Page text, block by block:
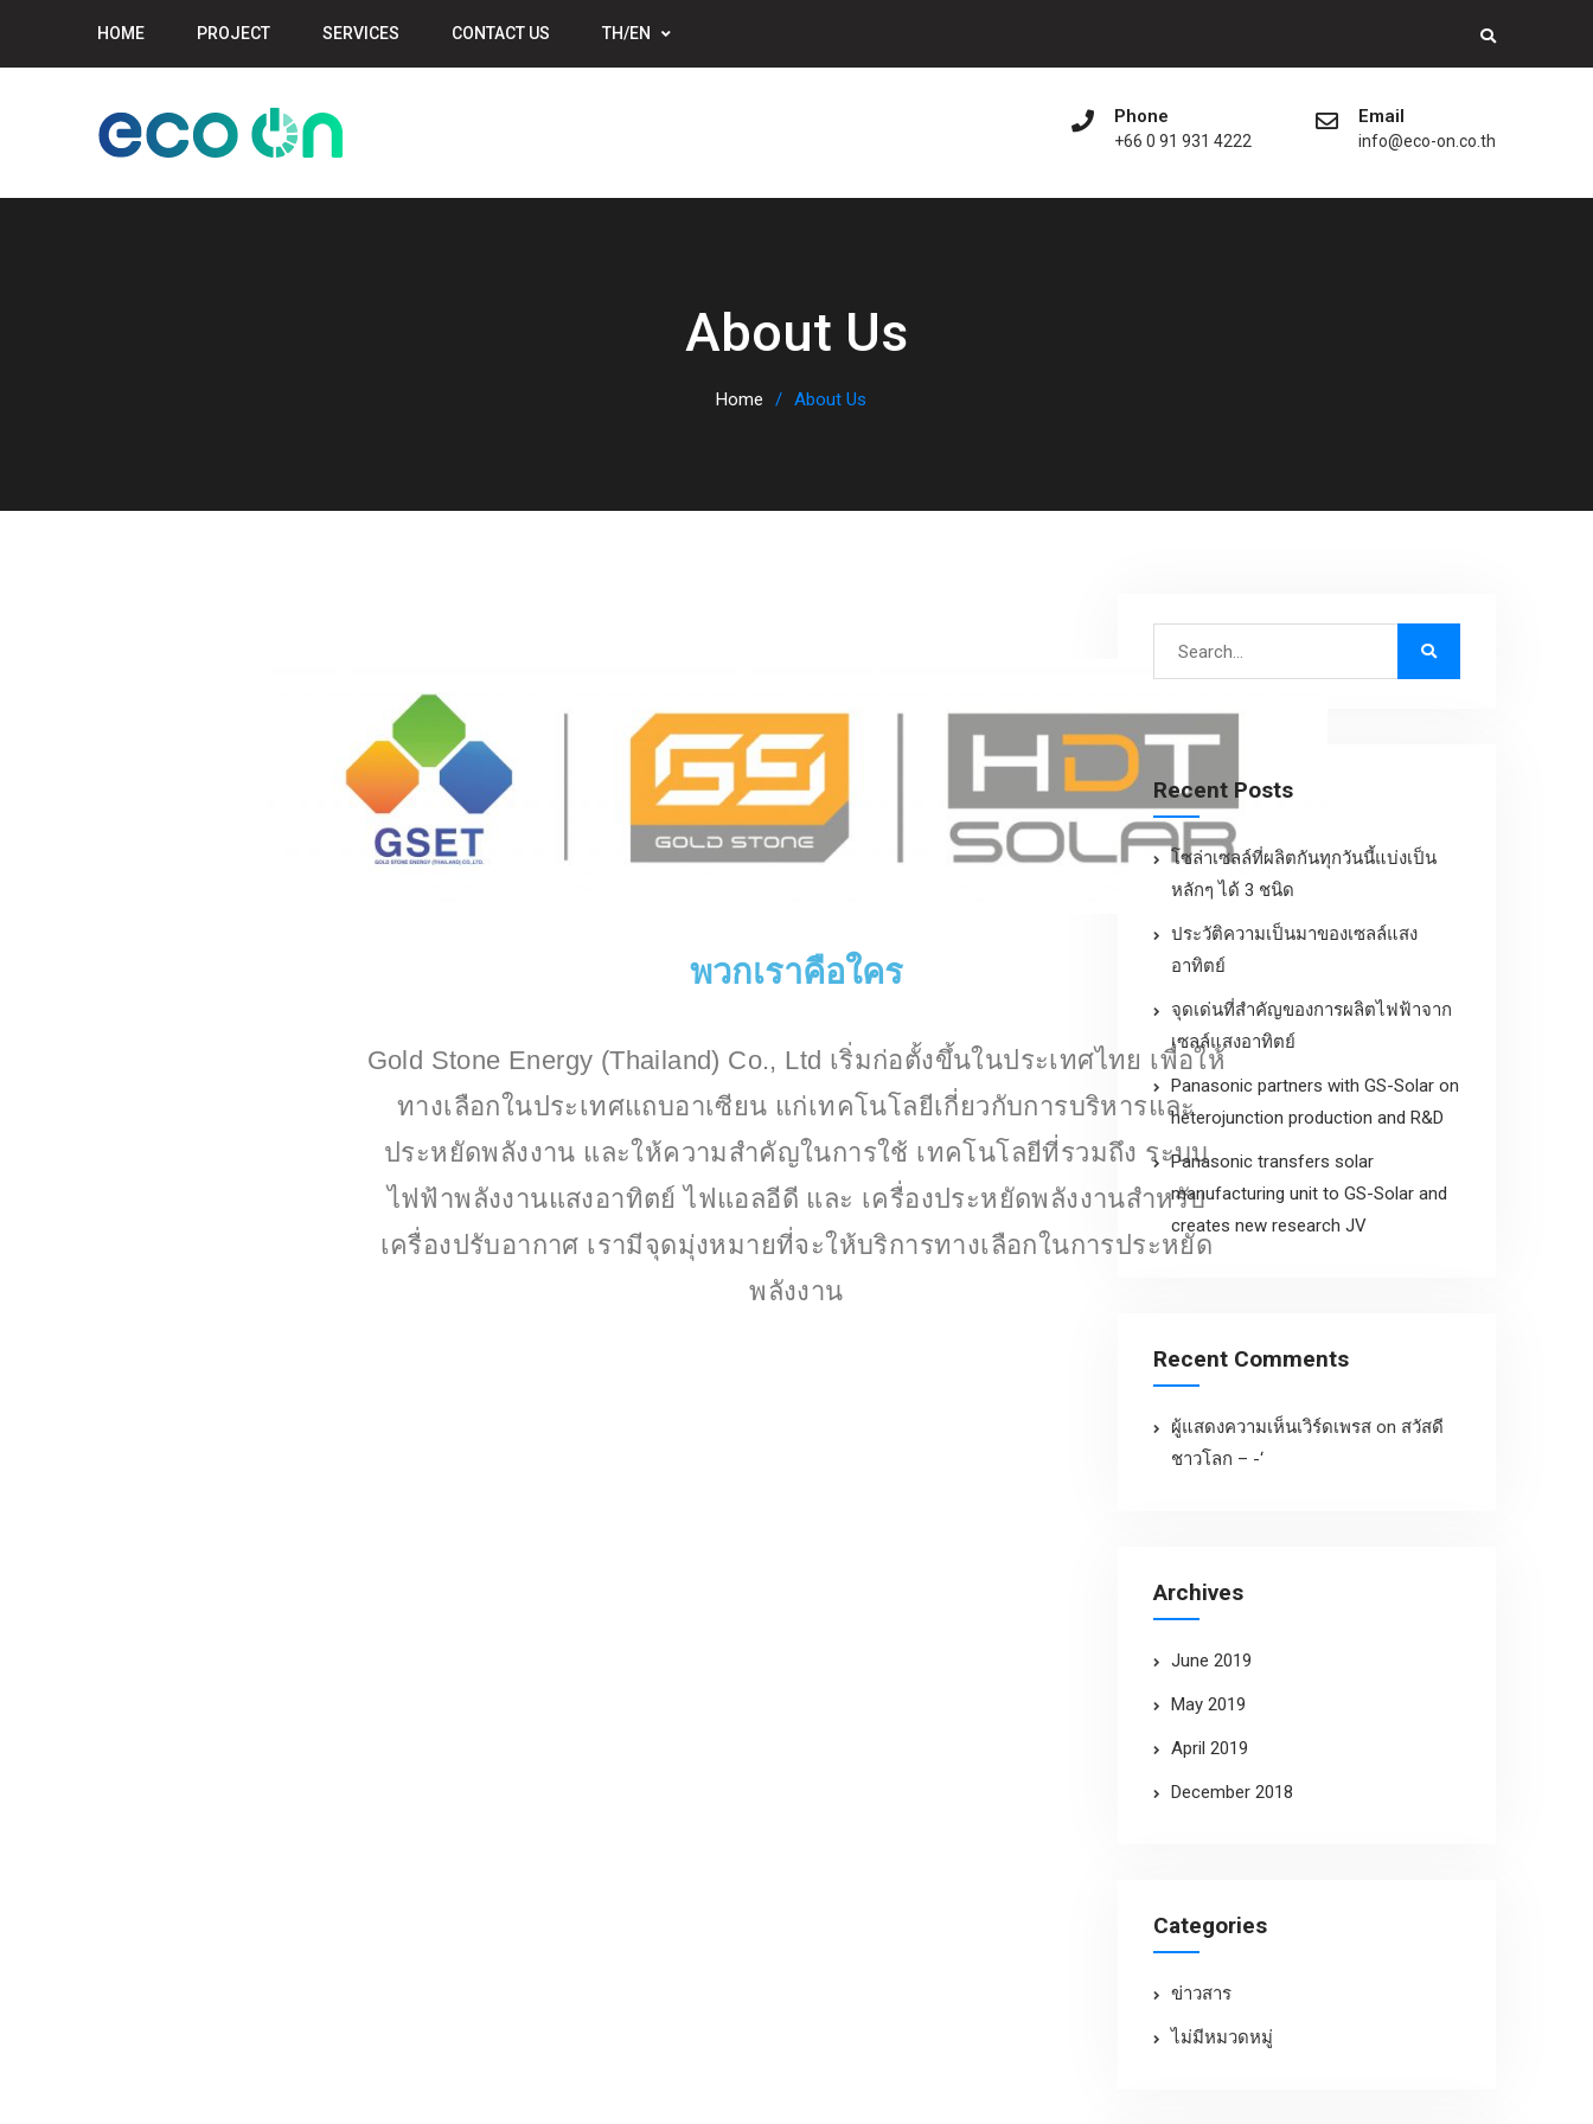
HOME PROJECT SERVICES CONTACT US TH/EN
Phone
+66 0 91 931 4222
Email
info@eco-on.co.th
About Us
Home About Us
พวกเราคือใคร
Gold Stone Energy (Thailand) Co., Ltd เริ่มก่อตั้งขึ้นในประเทศไทย เพื่อให้
ทางเลือกในประเทศแถบอาเซียน แก่เทคโนโลยีเกี่ยวกับการบริหารและ
ประหยัดพลังงาน และให้ความสำคัญในการใช้ เทคโนโลยีที่รวมถึง ระบบ
ไฟฟ้าพลังงานแสงอาทิตย์ ไฟแอลอีดี และ เครื่องประหยัดพลังงานสำหรับ
เครื่องปรับอากาศ เรามีจุดมุ่งหมายที่จะให้บริการทางเลือกในการประหยัด
พลังงาน
Recent Posts
โซล่าเซลล์ที่ผลิตกันทุกวันนี้แบ่งเป็น
หลักๆ ได้ 3 ชนิด
ประวัติความเป็นมาของเซลล์แสง
อาทิตย์
จุดเด่นที่สำคัญของการผลิตไฟฟ้าจาก
เซลล์แสงอาทิตย์
Panasonic partners with GS-Solar on
heterojunction production and R&D
Panasonic transfers solar
manufacturing unit to GS-Solar and
creates new research JV
Recent Comments
ผู้แสดงความเห็นเวิร์ดเพรส on สวัสดี
ชาวโลก – -‘
Archives
June 2019
May 2019
April 2019
December 2018
Categories
ข่าวสาร
ไม่มีหมวดหมู่